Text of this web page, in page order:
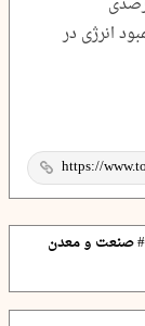
انرژی در
# صنعت و معدن